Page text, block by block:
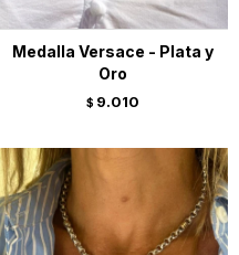
Medalla Versace - Plata y
Oro
$ 9.010